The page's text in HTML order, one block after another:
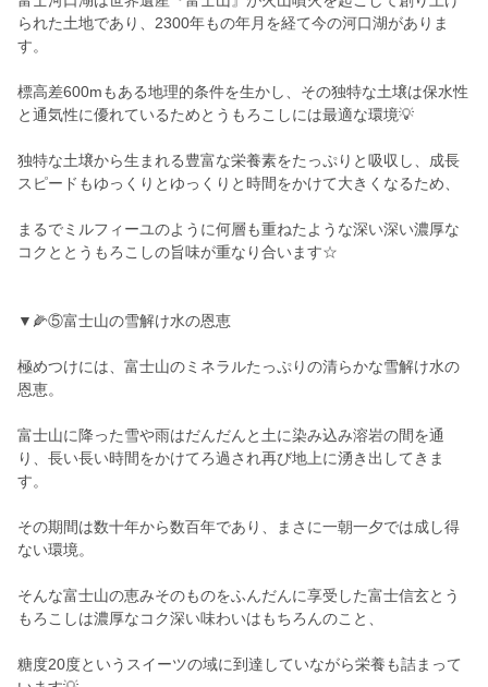
られた土地であり、2300年もの年月を経て今の河口湖がありま
す。
標高差600mもある地理的条件を生かし、その独特な土壌は保水性
と通気性に優れているためとうもろこしには最適な環境💡
独特な土壌から生まれる豊富な栄養素をたっぷりと吸収し、成長
スピードもゆっくりとゆっくりと時間をかけて大きくなるため、
まるでミルフィーユのように何層も重ねたような深い深い濃厚な
コクととうもろこしの旨味が重なり合います☆
▼🌽⑤富士山の雪解け水の恩恵
極めつけには、富士山のミネラルたっぷりの清らかな雪解け水の
恩恵。
富士山に降った雪や雨はだんだんと土に染み込み溶岩の間を通
り、長い長い時間をかけてろ過され再び地上に湧き出してきま
す。
その期間は数十年から数百年であり、まさに一朝一夕では成し得
ない環境。
そんな富士山の恵みそのものをふんだんに享受した富士信玄とう
もろこしは濃厚なコク深い味わいはもちろんのこと、
糖度20度というスイーツの域に到達していながら栄養も詰まって